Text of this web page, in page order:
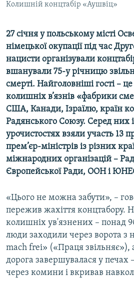
Колишній концтабір «Аушвіц»
27 січня у польському місті
німецької окупації під час
нацисти організували
вшанували 75-у річницю
смерті. Найголовніші гості –
колишніх в’язнів «фабрики
США, Канади, Ізраїлю, країн
Радянського Союзу. Серед них
урочистостях взяли участь 13
прем’єр-міністрів із різних
міжнародних організацій –
Європейської Ради, ООН і
«Цього не можна забути», –
пережив жахіття концтабору.
колишніх ув'язнених – понад
люди заходили через ворота з
mach frei» («Праця звільняє»),
дорога завершувалася у печах –
через комини і вкривав